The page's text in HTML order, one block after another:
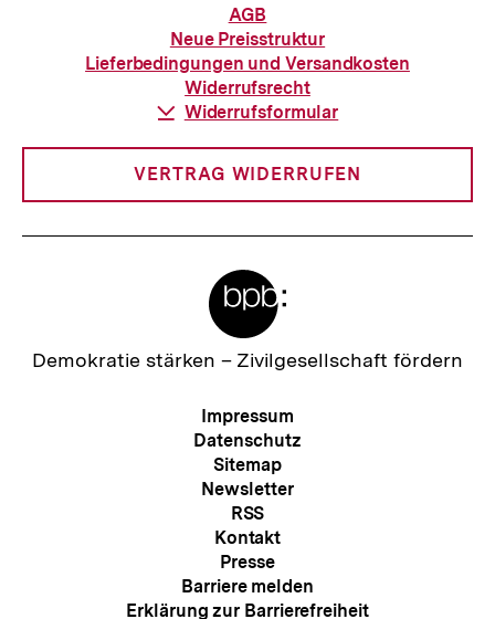
Informationen
zur
Bestellung
AGB
Neue Preisstruktur
Lieferbedingungen und Versandkosten
Widerrufsrecht
Download-
Widerrufsformular
VERTRAG WIDERRUFEN
Zur
Demokratie stärken – Zivilgesellschaft fördern
Meta-
Navigation
Impressum
Datenschutz
Sitemap
Newsletter
RSS
Kontakt
Presse
Barriere melden
Erklärung zur Barrierefreiheit